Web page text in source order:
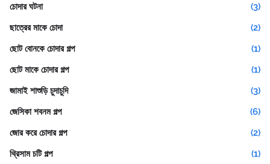
চোদার ঘটনা
(3)
ছাত্রের মাকে চোদা
(2)
ছোট বোনকে চোদার গল্প
(1)
ছোট মাকে চোদার গল্প
(1)
জামাই শাশুড়ি চুদাচুদি
(3)
জেসিকা শবনম গল্প
(6)
জোর করে চোদার গল্প
(2)
থ্রিসাম চটি গল্প
(1)